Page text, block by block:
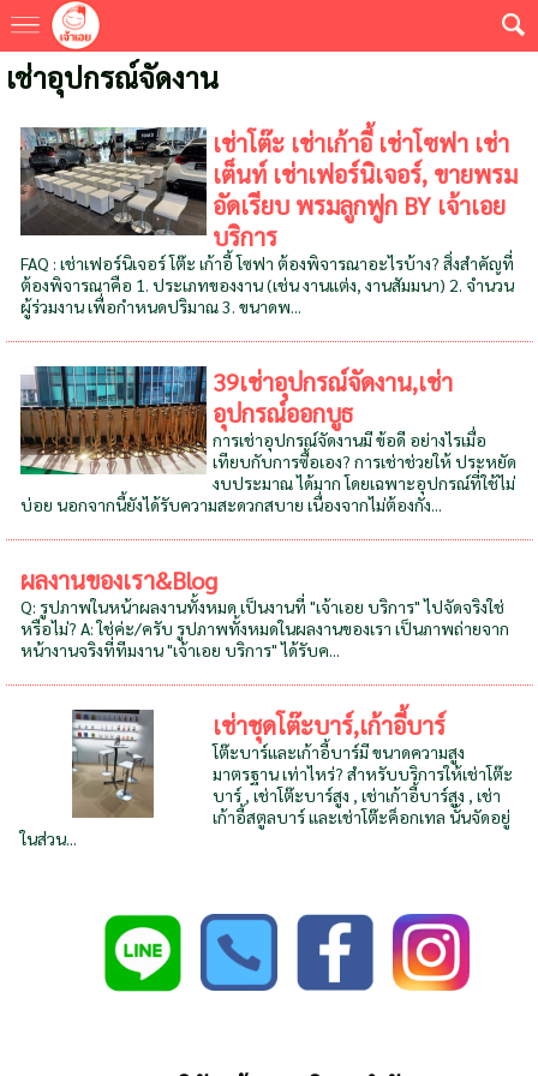
เช่าอุปกรณ์จัดงาน
เช่าโต๊ะ เช่าเก้าอี้ เช่าโซฟา เช่า
เต็นท์ เช่าเฟอร์นิเจอร์, ขายพรม
อัดเรียบ พรมลูกฟูก BY เจ้าเอย
บริการ
FAQ : เช่าเฟอร์นิเจอร์ โต๊ะ เก้าอี้ โซฟา ต้องพิจารณาอะไรบ้าง? สิ่งสำคัญที่
ต้องพิจารณาคือ 1. ประเภทของงาน (เช่น งานแต่ง, งานสัมมนา) 2. จำนวน
ผู้ร่วมงาน เพื่อกำหนดปริมาณ 3. ขนาดพ...
39เช่าอุปกรณ์จัดงาน,เช่า
อุปกรณ์ออกบูธ
การเช่าอุปกรณ์จัดงานมี ข้อดี อย่างไรเมื่อ
เทียบกับการซื้อเอง? การเช่าช่วยให้ ประหยัด
งบประมาณ ได้มาก โดยเฉพาะอุปกรณ์ที่ใช้ไม่
บ่อย นอกจากนี้ยังได้รับความสะดวกสบาย เนื่องจากไม่ต้องกัง...
ผลงานของเรา&Blog
Q: รูปภาพในหน้าผลงานทั้งหมด เป็นงานที่ "เจ้าเอย บริการ" ไปจัดจริงใช่
หรือไม่? A: ใช่ค่ะ/ครับ รูปภาพทั้งหมดในผลงานของเรา เป็นภาพถ่ายจาก
หน้างานจริงที่ทีมงาน "เจ้าเอย บริการ" ได้รับค...
เช่าชุดโต๊ะบาร์,เก้าอี้บาร์
โต๊ะบาร์และเก้าอี้บาร์มี ขนาดความสูง
มาตรฐาน เท่าไหร่? สำหรับบริการให้เช่าโต๊ะ
บาร์ , เช่าโต๊ะบาร์สูง , เช่าเก้าอี้บาร์สูง , เช่า
เก้าอี้สตูลบาร์ และเช่าโต๊ะค็อกเทล นั้นจัดอยู่
ในส่วน...